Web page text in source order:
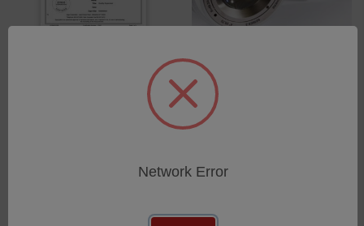
Compliance Certification
Transmission Sphere
Rebuild
SKU: REFURB-ACC
Esegui l'accesso per vedere
Network Error